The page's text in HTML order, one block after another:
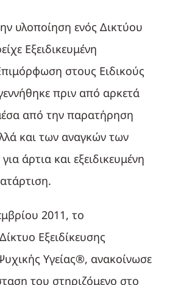
υλοποίηση ενός Δικτύου
Εξειδικευμένη
στους Ειδικούς
πριν από αρκετά
από την παρατήρηση
και των αναγκών των
άρτια και εξειδικευμένη
2011, το
Εξειδίκευσης
Υγείας®, ανακοίνωσε
του στηριζόμενο στο